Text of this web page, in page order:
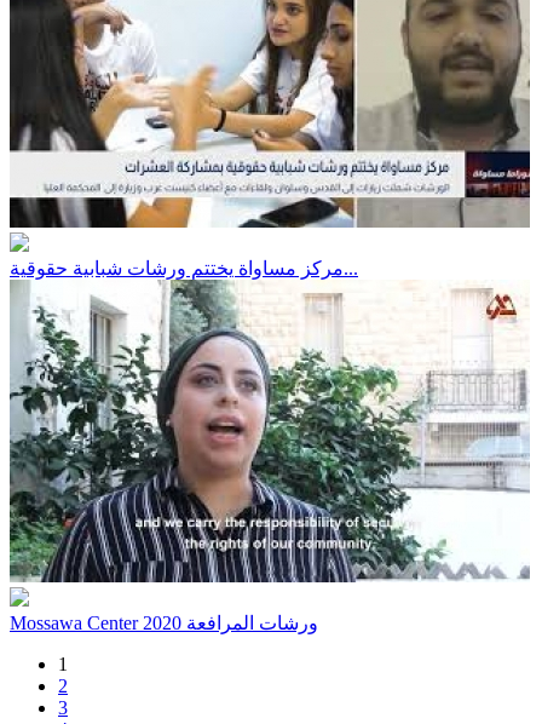
مركز مساواة يختتم ورشات شبابية حقوقية...
Mossawa Center ورشات المرافعة 2020
1
2
3